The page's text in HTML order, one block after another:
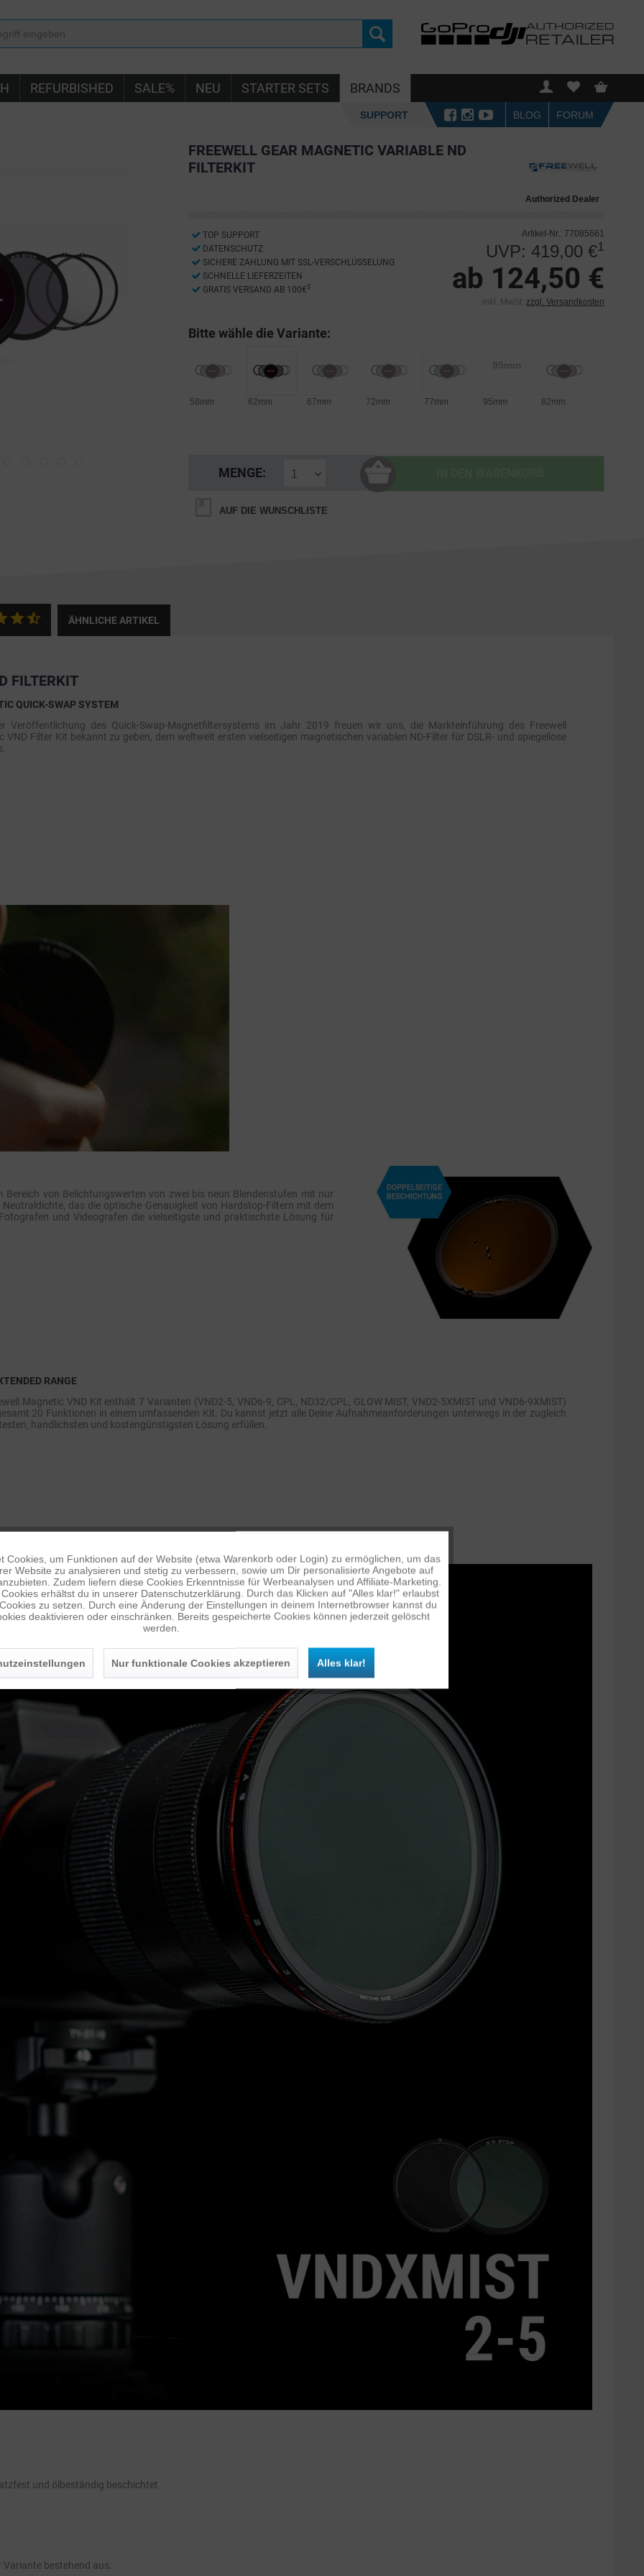
REFURBISHED SALE% NEU STARTER SETS BRANDS
SUPPORT BLOG FORUM
FREEWELL GEAR MAGNETIC VARIABLE ND
FILTERKIT
Authorized Dealer
TOP SUPPORT
DATENSCHUTZ
SICHERE ZAHLUNG MIT SSL-VERSCHLÜSSELUNG
SCHNELLE LIEFERZEITEN
GRATIS VERSAND AB 100€ 3
Artikel-Nr.: 77085661
UVP: 419,00 €1
ab 124,50 €
inkl. MwSt. zzgl. Versandkosten
Bitte wähle die Variante:
58mm 62mm 67mm 72mm 77mm 95mm 82mm
MENGE:
AUF DIE WUNSCHLISTE
ÄHNLICHE ARTIKEL
FILTERKIT
QUICK-SWAP SYSTEM
Veröffentlichung des Quick-Swap-Magnetfiltersystems im Jahr 2019 freuen wir uns, die Markteinführung des Freewell
VND Filter Kit bekannt zu geben, dem weltweit ersten vielseitigen magnetischen variablen ND-Filter für DSLR- und spiegellose
Bereich von Belichtungswerten von zwei bis neun Blendenstufen mit nur
das die optische Genauigkeit von Hardstop-Filtern mit dem
und Videografen die vielseitigste und praktischste Lösung für
RANGE
Magnetic VND Kit enthält 7 Varianten (VND2-5, VND6-9, CPL, ND32/CPL, GLOW MIST, VND2-5XMIST und VND6-9XMIST)
20 Funktionen in einem umfassenden Kit. Du kannst jetzt alle Deine Aufnahmeanforderungen unterwegs in der zugleich
handlichsten und kostengünstigsten Lösung erfüllen.
und ölbeständig beschichtet
bestehend aus:
Aktiv
Inaktiv
Inaktiv
Inaktiv
Cookies, um Funktionen auf der Website (etwa Warenkorb oder Login) zu ermöglichen, um das
Website zu analysieren und stetig zu verbessern, sowie um Dir personalisierte Angebote auf
Zudem liefern diese Cookies Erkenntnisse für Werbeanalysen und Affiliate-Marketing.
erhältst du in unserer Datenschutzerklärung. Durch das Klicken auf "Alles klar!" erlaubst
zu setzen. Durch eine Änderung der Einstellungen in deinem Internetbrowser kannst du
deaktivieren oder einschränken. Bereits gespeicherte Cookies können jederzeit gelöscht
werden.
Nur funktionale Cookies akzeptieren Alles klar!